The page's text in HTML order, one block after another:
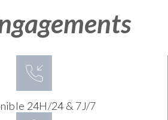
24H/24 & 7J/7